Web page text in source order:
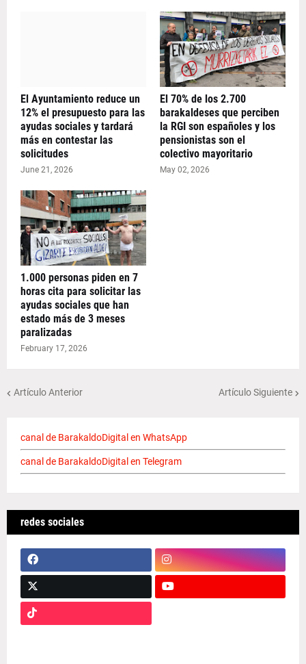
El Ayuntamiento reduce un
12% el presupuesto para las
ayudas sociales y tardará
más en contestar las
solicitudes
June 21, 2026
El 70% de los 2.700
barakaldeses que perciben
la RGI son españoles y los
pensionistas son el
colectivo mayoritario
May 02, 2026
1.000 personas piden en 7
horas cita para solicitar las
ayudas sociales que han
estado más de 3 meses
paralizadas
February 17, 2026
Artículo Anterior Artículo Siguiente
canal de BarakaldoDigital en WhatsApp
canal de BarakaldoDigital en Telegram
redes sociales